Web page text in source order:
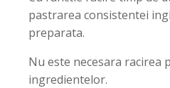
pastrarea consistentei
preparata.
Nu este necesara racirea
ingredientelor.